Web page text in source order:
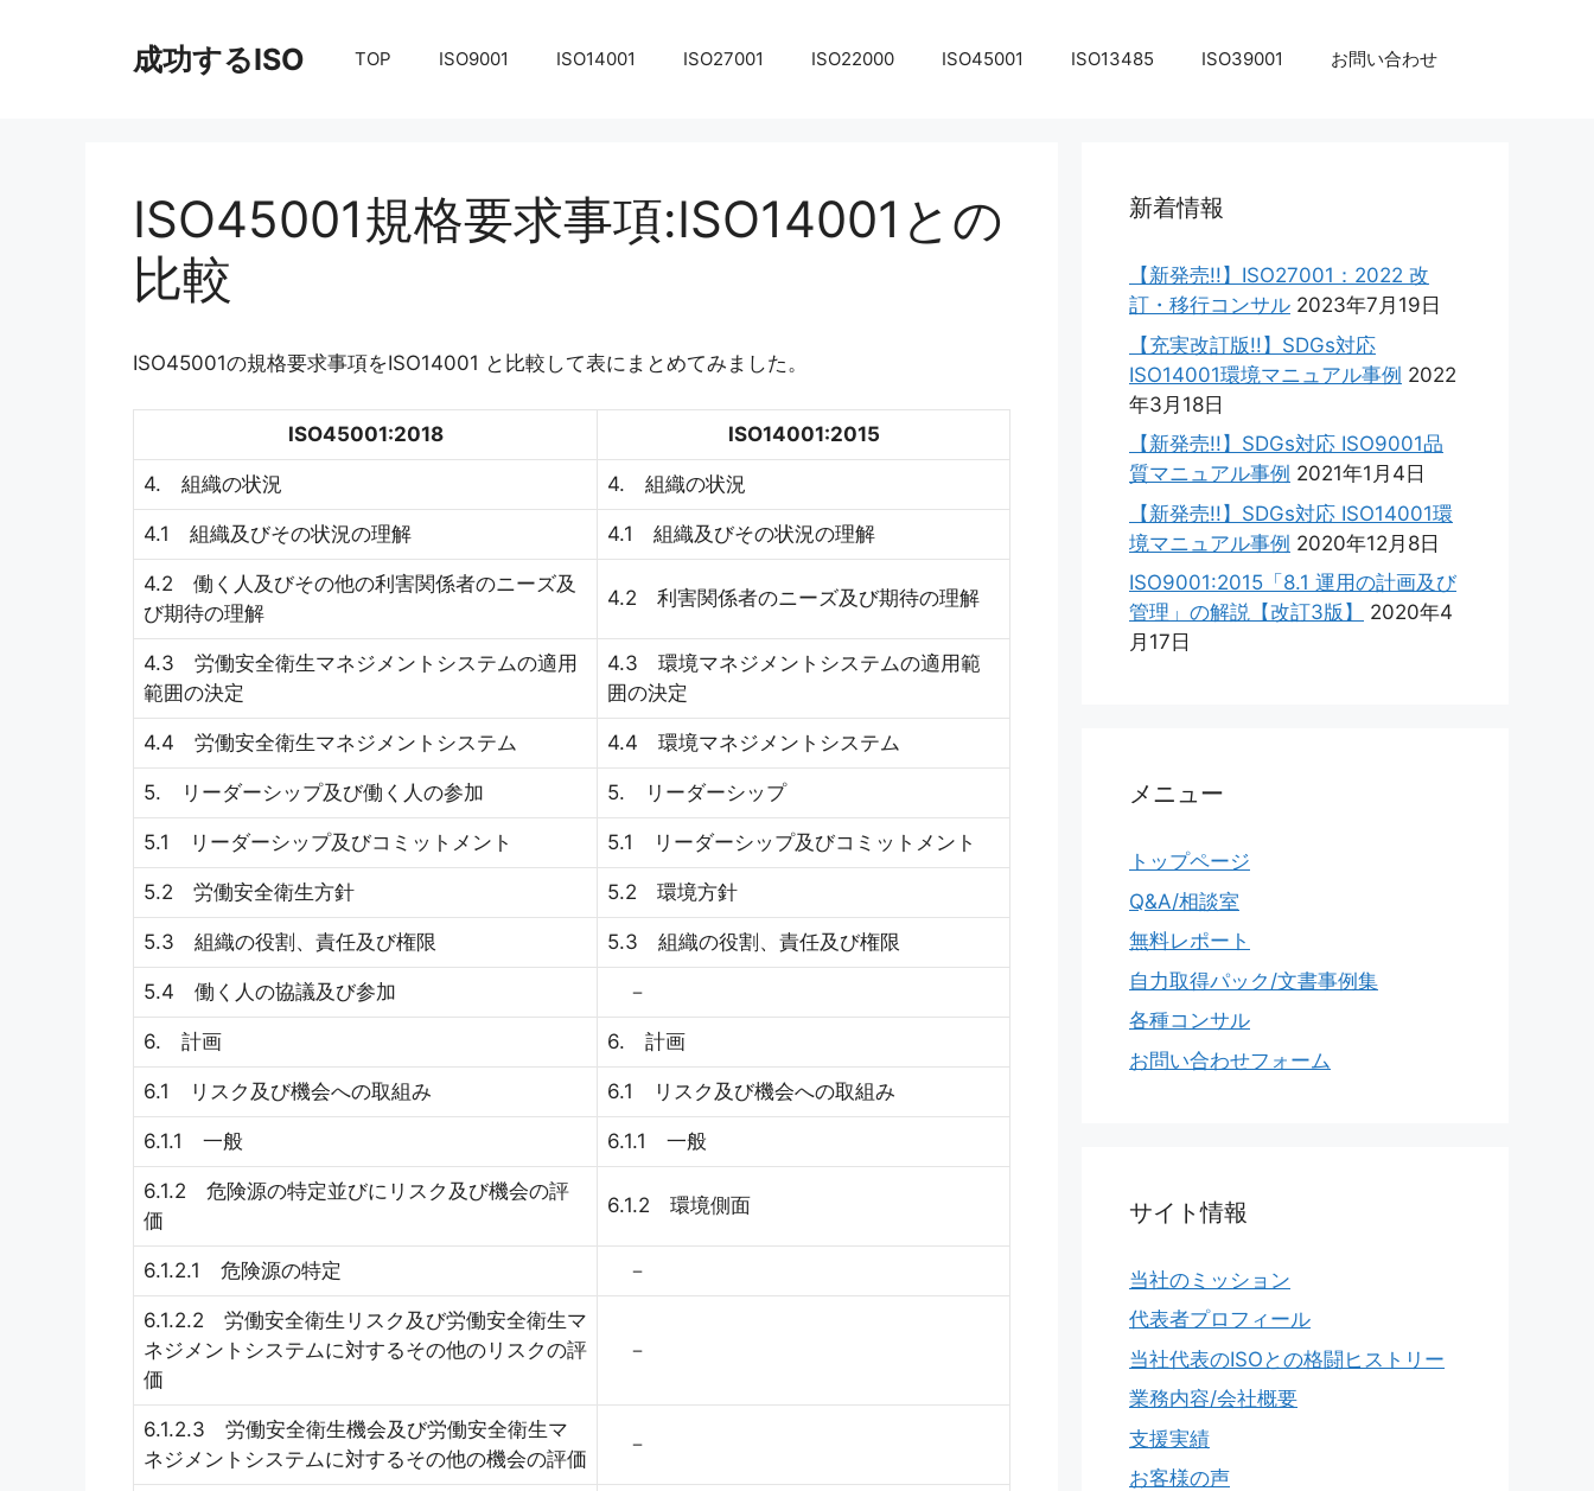
成功するISO TOP ISO9001 ISO14001 ISO27001 ISO22000 ISO45001 ISO13485 ISO39001 お問い合わせ
ISO45001規格要求事項:ISO14001との
比較
ISO45001の規格要求事項をISO14001 と比較して表にまとめてみました。
ISO45001:2018 ISO14001:2015
4. 組織の状況 4. 組織の状況
4.1 組織及びその状況の理解 4.1 組織及びその状況の理解
4.2 働く人及びその他の利害関係者のニーズ及
び期待の理解
4.2 利害関係者のニーズ及び期待の理解
4.3 労働安全衛生マネジメントシステムの適用
範囲の決定
4.3 環境マネジメントシステムの適用範
囲の決定
4.4 労働安全衛生マネジメントシステム 4.4 環境マネジメントシステム
5. リーダーシップ及び働く人の参加 5. リーダーシップ
5.1 リーダーシップ及びコミットメント 5.1 リーダーシップ及びコミットメント
5.2 労働安全衛生方針 5.2 環境方針
5.3 組織の役割、責任及び権限 5.3 組織の役割、責任及び権限
5.4 働く人の協議及び参加 －
6. 計画 6. 計画
6.1 リスク及び機会への取組み 6.1 リスク及び機会への取組み
6.1.1 一般 6.1.1 一般
6.1.2 危険源の特定並びにリスク及び機会の評
価
6.1.2 環境側面
6.1.2.1 危険源の特定 －
6.1.2.2 労働安全衛生リスク及び労働安全衛生マ
ネジメントシステムに対するその他のリスクの評
価
－
6.1.2.3 労働安全衛生機会及び労働安全衛生マ
ネジメントシステムに対するその他の機会の評価
－
新着情報
【新発売!!】ISO27001：2022 改
訂・移行コンサル 2023年7月19日
【充実改訂版!!】SDGs対応
ISO14001環境マニュアル事例 2022
年3月18日
【新発売!!】SDGs対応 ISO9001品
質マニュアル事例 2021年1月4日
【新発売!!】SDGs対応 ISO14001環
境マニュアル事例 2020年12月8日
ISO9001:2015「8.1 運用の計画及び
管理」の解説【改訂3版】
2020年4
月17日
メニュー
トップページ
Q&A/相談室
無料レポート
自力取得パック/文書事例集
各種コンサル
お問い合わせフォーム
サイト情報
当社のミッション
代表者プロフィール
当社代表のISOとの格闘ヒストリー
業務内容/会社概要
支援実績
お客様の声